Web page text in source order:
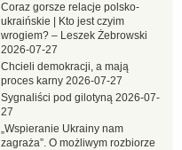
Coraz gorsze relacje polsko-
ukraińskie | Kto jest czyim
wrogiem? – Leszek Żebrowski
2026-07-27
Chcieli demokracji, a mają
proces karny 2026-07-27
Sygnaliści pod gilotyną 2026-07-
27
„Wspieranie Ukrainy nam
zagraża”. O możliwym rozbiorze